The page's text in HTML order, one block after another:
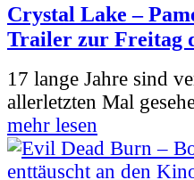
Crystal Lake –
Trailer zur Freitag
17 lange Jahre sind
allerletzten Mal
mehr lesen